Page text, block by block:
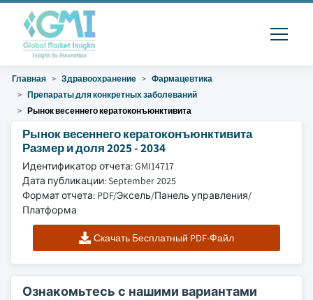
Главная Здравоохранение
Фармацевтика
Препараты для конкретных заболеваний
Рынок весеннего кератоконъюнктивита
Рынок весеннего кератоконъюнктивита
Размер и доля 2025 - 2034
Идентификатор отчета: GMI14717
Дата публикации: September 2025
Формат отчета: PDF/Эксель/Панель управления/
Платформа
Скачать Бесплатный PDF-Файл
Ознакомьтесь с нашими вариантами